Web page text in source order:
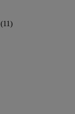
(11)